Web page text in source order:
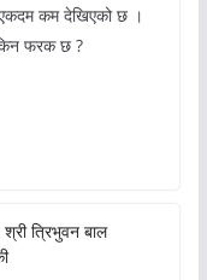
एकदम कम देखिएको छ ।
फरक छ ?
श्री त्रिभुवन बाल